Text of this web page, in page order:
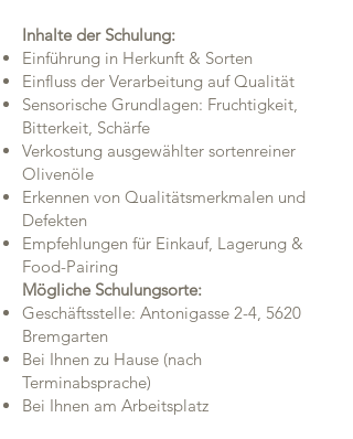
Inhalte der Schulung:
Einführung in Herkunft & Sorten
Einfluss der Verarbeitung auf Qualität
Sensorische Grundlagen: Fruchtigkeit,
Bitterkeit, Schärfe
Verkostung ausgewählter sortenreiner
Olivenöle
Erkennen von Qualitätsmerkmalen und
Defekten
Empfehlungen für Einkauf, Lagerung &
Food-Pairing
Mögliche Schulungsorte:
Geschäftsstelle: Antonigasse 2-4, 5620
Bremgarten
Bei Ihnen zu Hause (nach
Terminabsprache)
Bei Ihnen am Arbeitsplatz